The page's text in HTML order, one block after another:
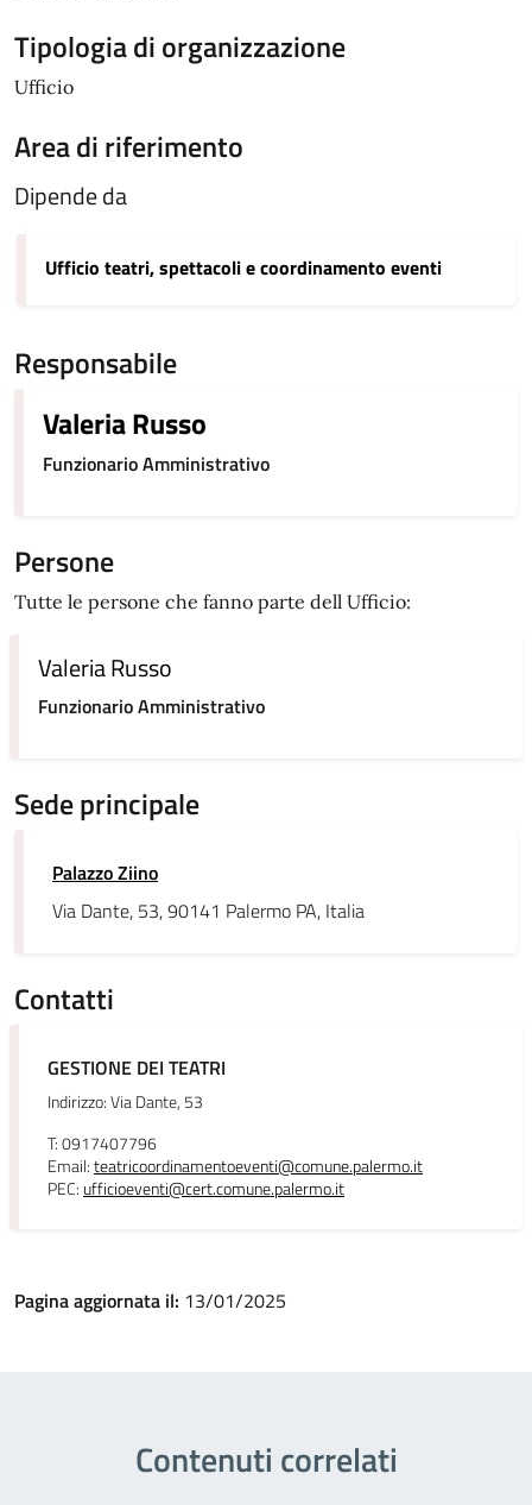
Tipologia di organizzazione
Ufficio
Area di riferimento
Dipende da
Ufficio teatri, spettacoli e coordinamento eventi
Responsabile
Valeria Russo
Funzionario Amministrativo
Persone
Tutte le persone che fanno parte dell Ufficio:
Valeria Russo
Funzionario Amministrativo
Sede principale
Palazzo Ziino
Via Dante, 53, 90141 Palermo PA, Italia
Contatti
GESTIONE DEI TEATRI
Indirizzo: Via Dante, 53
T: 0917407796
Email:teatricoordinamentoeventi@comune.palermo.it
PEC: ufficioeventi@cert.comune.palermo.it
Pagina aggiornata il: 13/01/2025
Contenuti correlati